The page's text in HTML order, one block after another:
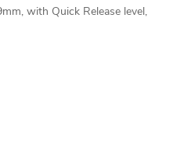
with Quick Release level,